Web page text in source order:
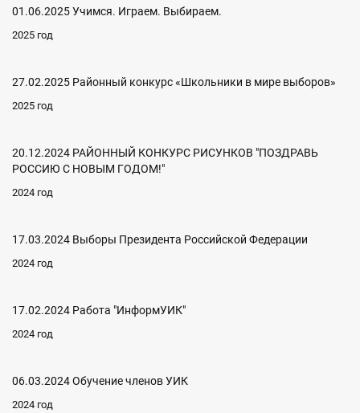
01.06.2025 Учимся. Играем. Выбираем.
2025 год
27.02.2025 Районный конкурс «Школьники в мире выборов»
2025 год
20.12.2024 РАЙОННЫЙ КОНКУРС РИСУНКОВ "ПОЗДРАВЬ
РОССИЮ С НОВЫМ ГОДОМ!"
2024 год
17.03.2024 Выборы Президента Российской Федерации
2024 год
17.02.2024 Работа "ИнформУИК"
2024 год
06.03.2024 Обучение членов УИК
2024 год